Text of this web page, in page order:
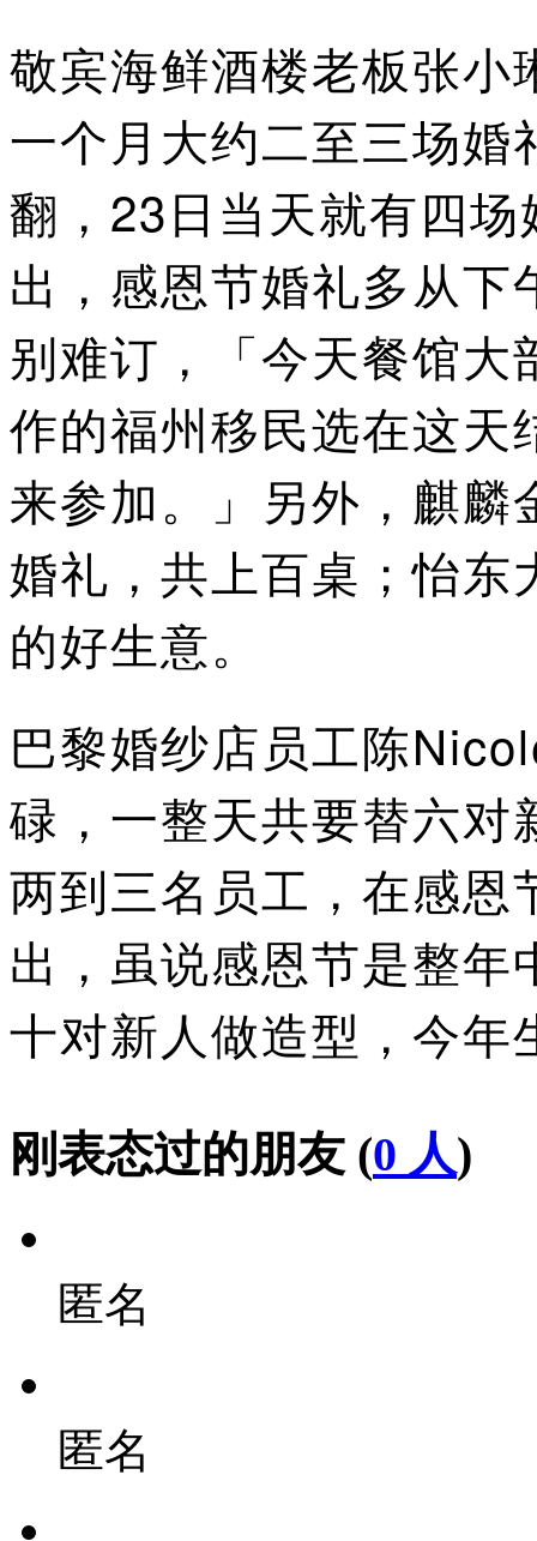
敬宾海鲜酒楼老板张
一个月大约二至三场
翻，23日当天就有四
出，感恩节婚礼多从
别难订，「今天餐馆
作的福州移民选在这
来参加。」另外，麒
婚礼，共上百桌；怡
的好生意。
巴黎婚纱店员工陈
碌，一整天共要替六
两到三名员工，在感恩
出，虽说感恩节是整
十对新人做造型，今年
刚表态过的朋友 (0 人)
匿名
匿名